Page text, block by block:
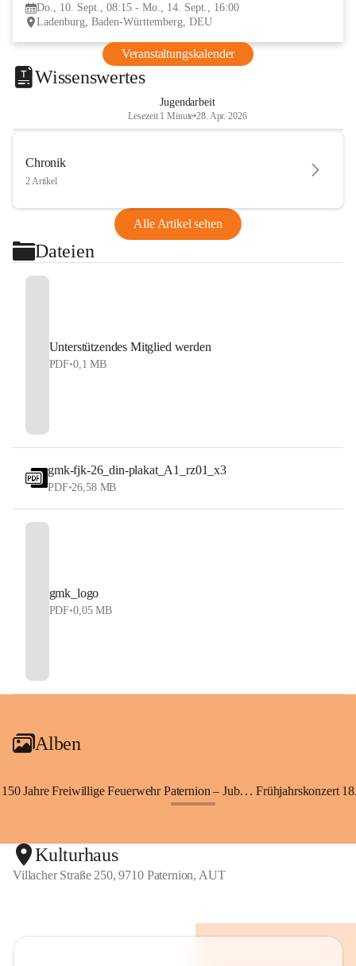
Do., 10. Sept., 08:15 - Mo., 14. Sept., 16:00
Ladenburg, Baden-Württemberg, DEU
Veranstaltungskalender
Wissenswertes
Jugendarbeit
Lesezeit 1 Minute•28. Apr. 2026
Chronik
2 Artikel
Alle Artikel sehen
Dateien
Unterstützendes Mitglied werden
PDF•0,1 MB
gmk-fjk-26_din-plakat_A1_rz01_x3
PDF•26,58 MB
gmk_logo
PDF•0,05 MB
Alben
150 Jahre Freiwillige Feuerwehr Paternion – Jubiläumsfest Frühjahrskonzert
Kulturhaus
Villacher Straße 250, 9710 Paternion, AUT